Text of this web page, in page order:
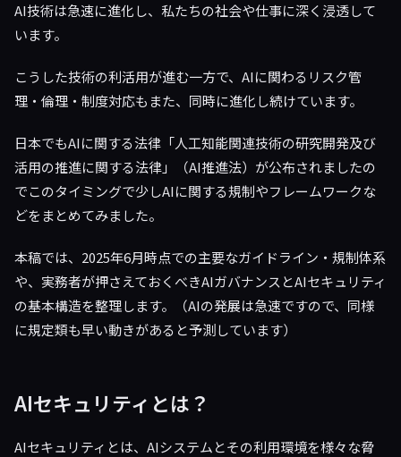
AI技術は急速に進化し、私たちの社会や仕事に深く浸透して
います。
こうした技術の利活用が進む一方で、AIに関わるリスク管
理・倫理・制度対応もまた、同時に進化し続けています。
日本でもAIに関する法律「人工知能関連技術の研究開発及び
活用の推進に関する法律」（AI推進法）が公布されましたの
でこのタイミングで少しAIに関する規制やフレームワークな
どをまとめてみました。
本稿では、2025年6月時点での主要なガイドライン・規制体系
や、実務者が押さえておくべきAIガバナンスとAIセキュリティ
の基本構造を整理します。（AIの発展は急速ですので、同様
に規定類も早い動きがあると予測しています）
AIセキュリティとは？
AIセキュリティとは、AIシステムとその利用環境を様々な脅